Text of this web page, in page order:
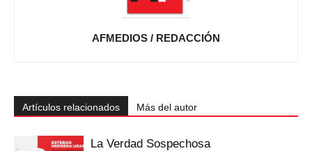
AFMEDIOS / REDACCIÓN
Artículos relacionados Más del autor
La Verdad Sospechosa